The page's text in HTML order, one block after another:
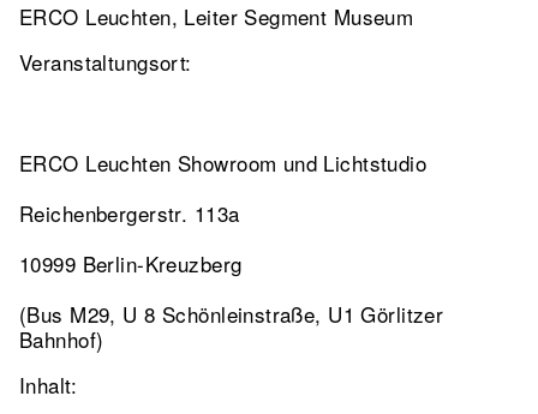
ERCO Leuchten, Leiter Segment Museum
Veranstaltungsort:
ERCO Leuchten Showroom und Lichtstudio
Reichenbergerstr. 113a
10999 Berlin-Kreuzberg
(Bus M29, U 8 Schönleinstraße, U1 Görlitzer
Bahnhof)
Inhalt: